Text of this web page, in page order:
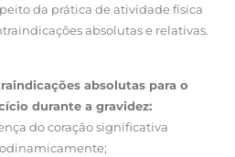
da prática de atividade física
absolutas e relativas.
absolutas para o
durante a gravidez:
do coração significativa